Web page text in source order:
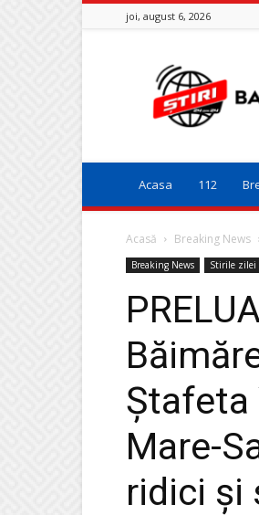
joi, august 6, 2026
Baia
Mare
24
Acasa 112
Acasă Breaking News
Breaking News Stirile zilei
Ștafeta
Mare-
ridici și